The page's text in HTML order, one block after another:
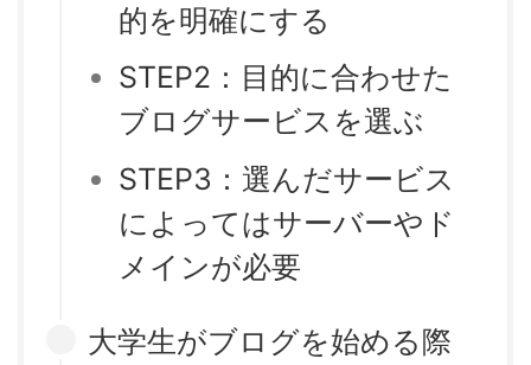
的を明確にする
STEP2：目的に合わせた
ブログサービスを選ぶ
STEP3：選んだサービス
によってはサーバーやド
メインが必要
大学生がブログを始める際